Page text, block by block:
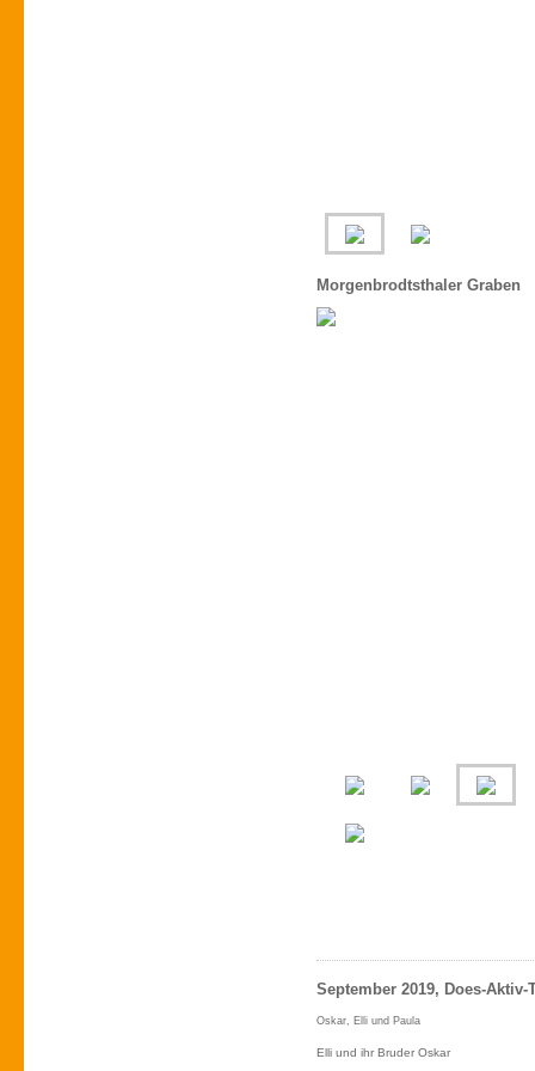
Morgenbrodtsthaler Graben
September 2019, Does-
Oskar, Elli und Paula
Elli und ihr Bruder Oskar